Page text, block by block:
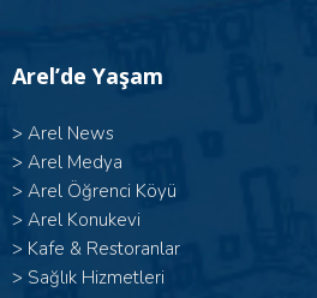
Arel’de Yaşam
> Arel News
> Arel Medya
> Arel Öğrenci Köyü
> Arel Konukevi
> Kafe & Restoranlar
> Sağlık Hizmetleri